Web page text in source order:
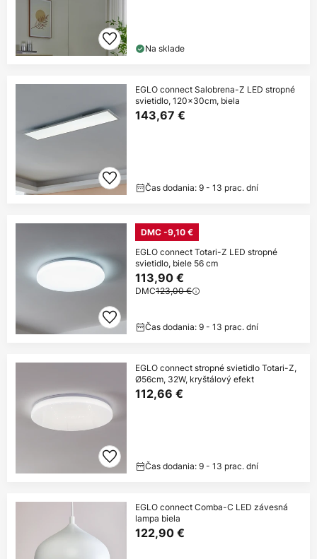
Na sklade
EGLO connect Salobrena-Z LED stropné
svietidlo, 120x30cm, biela
143,67 €
Čas dodania: 9 - 13 prac. dní
DMC -9,10 €
EGLO connect Totari-Z LED stropné
svietidlo, biele 56 cm
113,90 €
DMC123,00 €
Čas dodania: 9 - 13 prac. dní
EGLO connect stropné svietidlo Totari-Z,
Ø56cm, 32W, kryštálový efekt
112,66 €
Čas dodania: 9 - 13 prac. dní
EGLO connect Comba-C LED závesná
lampa biela
122,90 €